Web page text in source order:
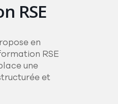
RSE
en
RSE
une
et